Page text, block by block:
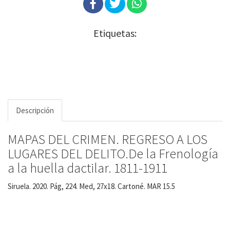
Etiquetas:
Descripción
MAPAS DEL CRIMEN. REGRESO A LOS
LUGARES DEL DELITO.De la Frenología
a la huella dactilar. 1811-1911
Siruela. 2020. Pág, 224. Med, 27x18. Cartoné. MAR 15.5